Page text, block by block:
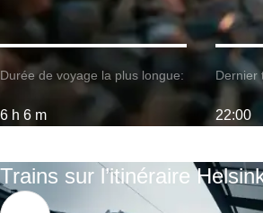
Durée de voyage la plus longue:
6 h 6 m
Dernier
22:00
Trains sur l’itinéraire